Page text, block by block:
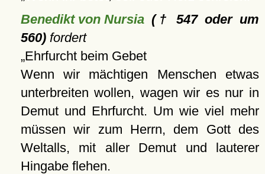
Benedikt von Nursia(† 547 oder um
560)fordert
Ehrfurcht beim Gebet
Wenn wir mächtigen Menschen etwas
unterbreiten wollen, wagen wir es nur in
Demut und Ehrfurcht. Um wie viel mehr
müssen wir zum Herrn, dem Gott des
Weltalls, mit aller Demut und lauterer
Hingabe flehen.